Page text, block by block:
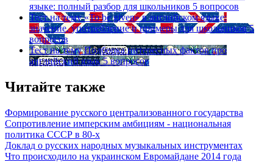
языке: полный разбор для школьников 5 вопросов
Тест на тему «To be given» в английском языке:
значение, употребление и примеры для школьников 5
вопросов
Тест на тему Подборка интересных фактов про
английский язык 5 вопросов
Читайте также
Формирование русского централизованного государства
Сопротивление имперским амбициям - национальная
политика СССР в 80-х
Доклад о русских народных музыкальных инструментах
Что происходило на украинском Евромайдане 2014 года